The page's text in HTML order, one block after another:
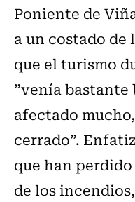
Poniente de
a un costado de
que el turismo
”venía bastante
afectado
cerrado”.
que han
de los